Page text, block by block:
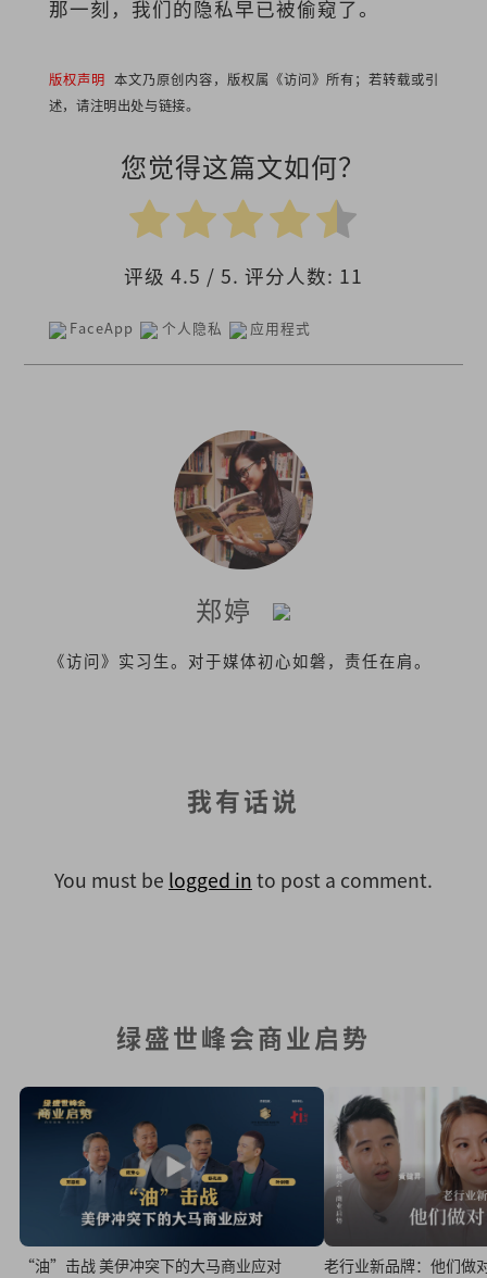
那一刻，我们的隐私早已被偷窥了。
版权声明 本文乃原创内容，版权属《访问》所有；若转载或引
述，请注明出处与链接。
您觉得这篇文如何？
评级 4.5 / 5. 评分人数: 11
FaceApp 个人隐私 应用程式
郑婷
《访问》实习生。对于媒体初心如磐，责任在肩。
我有话说
You must be logged in to post a comment.
绿盛世峰会商业启势
“油”击战 美伊冲突下的大马商业应对 老行业新品牌：他们做